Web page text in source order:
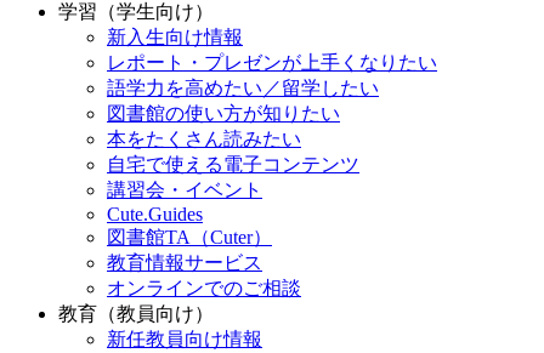
学習（学生向け）
新入生向け情報
レポート・プレゼンが上手くなりたい
語学力を高めたい／留学したい
図書館の使い方が知りたい
本をたくさん読みたい
自宅で使える電子コンテンツ
講習会・イベント
Cute.Guides
図書館TA（Cuter）
教育情報サービス
オンラインでのご相談
教育（教員向け）
新任教員向け情報